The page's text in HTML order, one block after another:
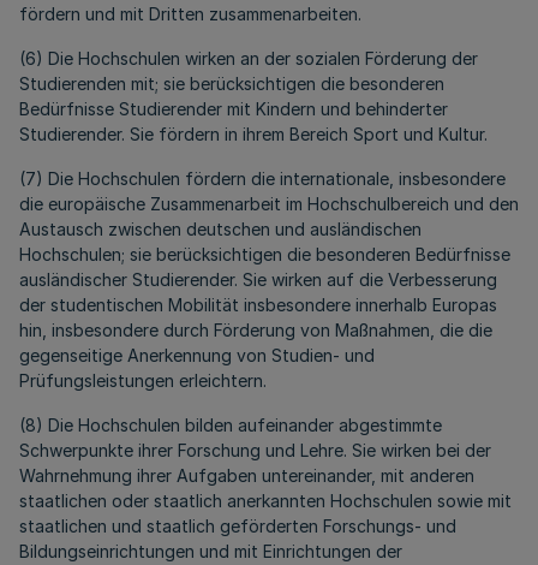
fördern und mit Dritten zusammenarbeiten.
(6) Die Hochschulen wirken an der sozialen Förderung der
Studierenden mit; sie berücksichtigen die besonderen
Bedürfnisse Studierender mit Kindern und behinderter
Studierender. Sie fördern in ihrem Bereich Sport und Kultur.
(7) Die Hochschulen fördern die internationale, insbesondere
die europäische Zusammenarbeit im Hochschulbereich und den
Austausch zwischen deutschen und ausländischen
Hochschulen; sie berücksichtigen die besonderen Bedürfnisse
ausländischer Studierender. Sie wirken auf die Verbesserung
der studentischen Mobilität insbesondere innerhalb Europas
hin, insbesondere durch Förderung von Maßnahmen, die die
gegenseitige Anerkennung von Studien- und
Prüfungsleistungen erleichtern.
(8) Die Hochschulen bilden aufeinander abgestimmte
Schwerpunkte ihrer Forschung und Lehre. Sie wirken bei der
Wahrnehmung ihrer Aufgaben untereinander, mit anderen
staatlichen oder staatlich anerkannten Hochschulen sowie mit
staatlichen und staatlich geförderten Forschungs- und
Bildungseinrichtungen und mit Einrichtungen der